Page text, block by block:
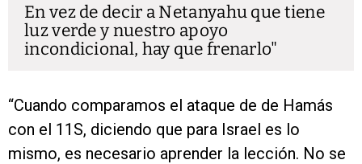
En vez de decir a Netanyahu que tiene
luz verde y nuestro apoyo
incondicional, hay que frenarlo
“Cuando comparamos el ataque de de Hamás
con el 11S, diciendo que para Israel es lo
mismo, es necesario aprender la lección. No se